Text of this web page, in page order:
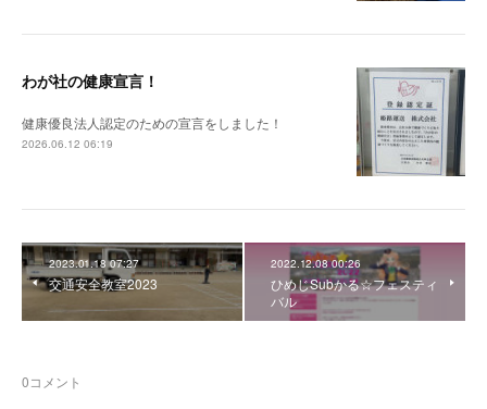
わが社の健康宣言！
健康優良法人認定のための宣言をしました！
2026.06.12 06:19
2023.01.18 07:27
交通安全教室2023
2022.12.08 00:26
ひめじSubかる☆フェスティ
バル
0コメント